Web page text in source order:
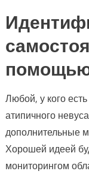
Любой, у кого
атипичного
дополнительные
Хорошей идеей
мониторингом